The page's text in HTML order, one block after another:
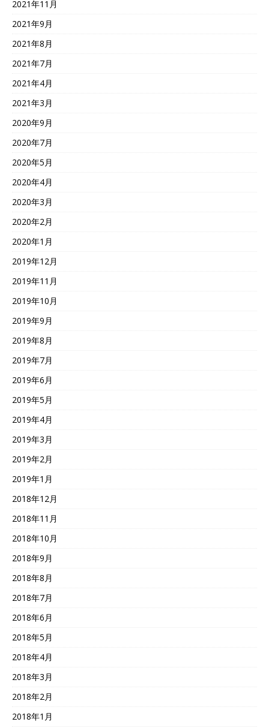
2021年11月
2021年9月
2021年8月
2021年7月
2021年4月
2021年3月
2020年9月
2020年7月
2020年5月
2020年4月
2020年3月
2020年2月
2020年1月
2019年12月
2019年11月
2019年10月
2019年9月
2019年8月
2019年7月
2019年6月
2019年5月
2019年4月
2019年3月
2019年2月
2019年1月
2018年12月
2018年11月
2018年10月
2018年9月
2018年8月
2018年7月
2018年6月
2018年5月
2018年4月
2018年3月
2018年2月
2018年1月